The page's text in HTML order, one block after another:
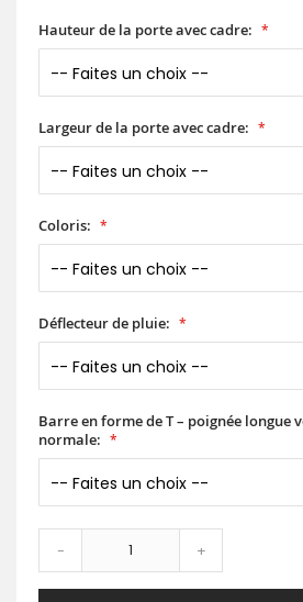
Hauteur de la porte avec cadre:
Largeur de la porte avec cadre:
Coloris:
Déflecteur de pluie:
Barre en forme de T – poignée longue
normale:
- +